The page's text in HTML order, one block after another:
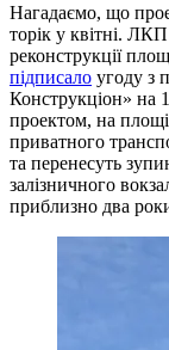
Нагадаємо, що
торік у квітні.
реконструкції
підписало угоду з
Конструкціон» на
проектом, на площі
приватного
та перенесуть
залізничного
приблизно два